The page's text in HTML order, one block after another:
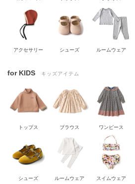
アクセサリー シューズ ルームウェア
for KIDS キッズアイテム
トップス ブラウス ワンピース
シューズ ルームウェア スイムウェア